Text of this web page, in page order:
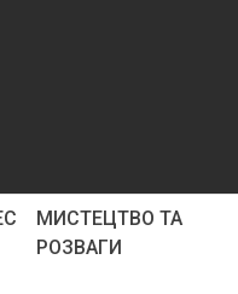
МИСТЕЦТВО ТА
РОЗВАГИ